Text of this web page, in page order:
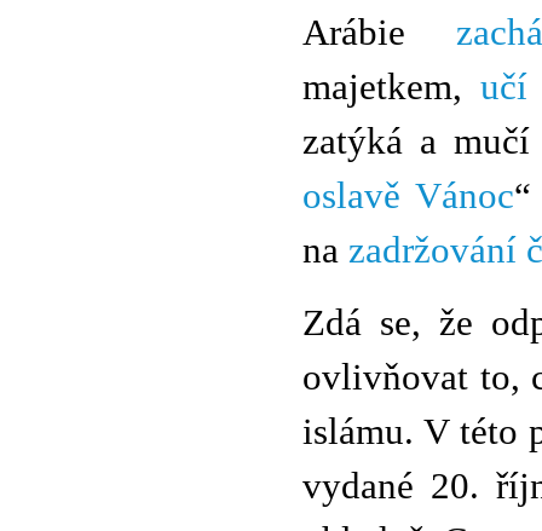
Arábie
majetkem, učí
zatýká a mučí
oslavě Vánoc
na zadržování
Zdá se, že
ovlivňovat to,
islámu. V této
vydané 20.